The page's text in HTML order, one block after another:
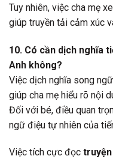
Tuy nhiên, việc cha mẹ
giúp truyền tải cảm xúc
10. Có cần dịch nghĩa
Anh không?
Việc dịch nghĩa song
giúp cha mẹ hiểu rõ nội
Đối với bé, điều quan
ngữ điệu tự nhiên của
Việc tích cực đọc